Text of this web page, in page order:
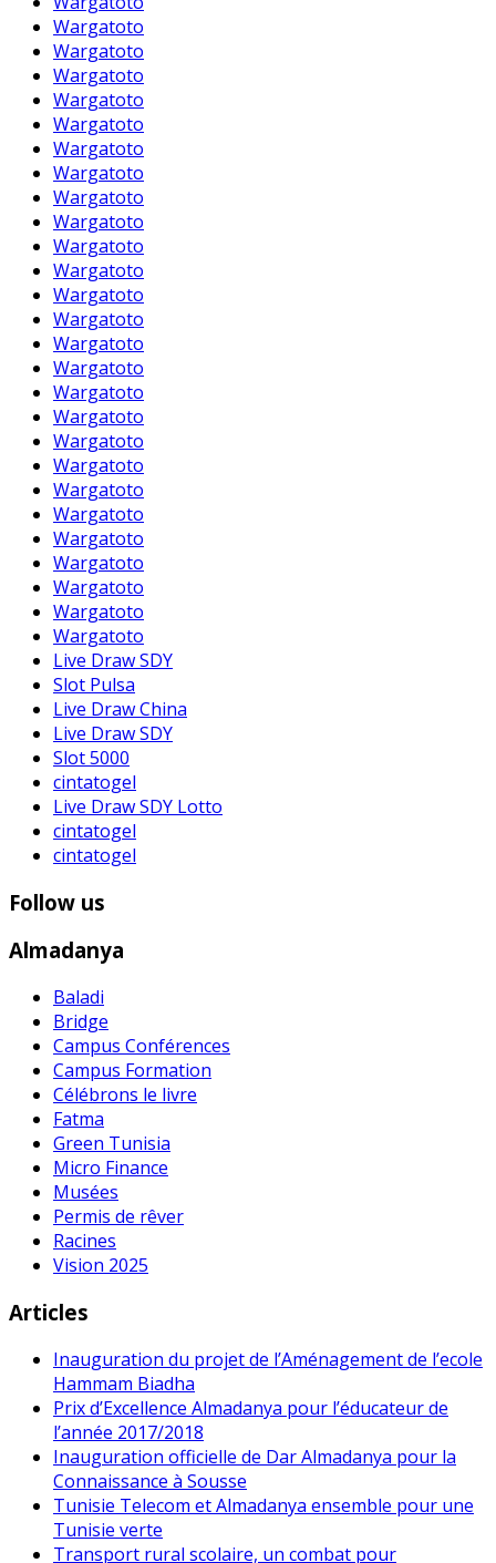
Wargatoto
Wargatoto
Wargatoto
Wargatoto
Wargatoto
Wargatoto
Wargatoto
Wargatoto
Wargatoto
Wargatoto
Wargatoto
Wargatoto
Wargatoto
Wargatoto
Wargatoto
Wargatoto
Wargatoto
Wargatoto
Wargatoto
Wargatoto
Wargatoto
Wargatoto
Wargatoto
Wargatoto
Wargatoto
Wargatoto
Live Draw SDY
Slot Pulsa
Live Draw China
Live Draw SDY
Slot 5000
cintatogel
Live Draw SDY Lotto
cintatogel
cintatogel
Follow us
Almadanya
Baladi
Bridge
Campus Conférences
Campus Formation
Célébrons le livre
Fatma
Green Tunisia
Micro Finance
Musées
Permis de rêver
Racines
Vision 2025
Articles
Inauguration du projet de l’Aménagement de l’ecole
Hammam Biadha
Prix d’Excellence Almadanya pour l’éducateur de
l’année 2017/2018
Inauguration officielle de Dar Almadanya pour la
Connaissance à Sousse
Tunisie Telecom et Almadanya ensemble pour une
Tunisie verte
Transport rural scolaire, un combat pour